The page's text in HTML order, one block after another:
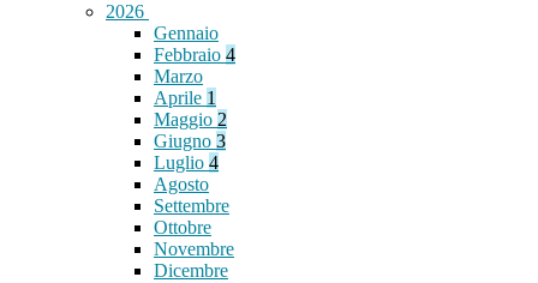
2026
Gennaio
Febbraio 4
Marzo
Aprile 1
Maggio 2
Giugno 3
Luglio 4
Agosto
Settembre
Ottobre
Novembre
Dicembre